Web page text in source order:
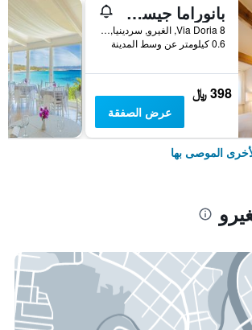
بانوراما جيست هاوس
Via Doria 8, الغيرو, سردينيا, إيطاليا
0.6 كيلومتر عن وسط المدينة
398 ﷼
عرض الصفقة
الموصى بها